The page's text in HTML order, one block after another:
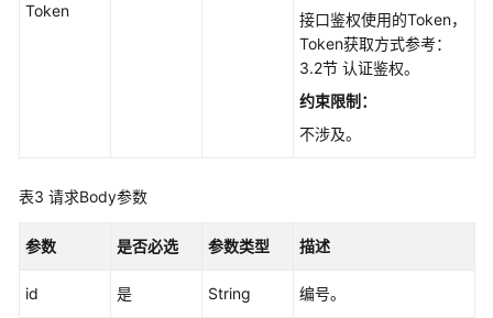
识
管
Token
接口鉴权使用的Token，
Token获取方式参考：
3.2节 认证鉴权。
约束限制：
不涉及。
表3 请求Body参数
参数 是否必选 参数类型 描述
id 是 String 编号。